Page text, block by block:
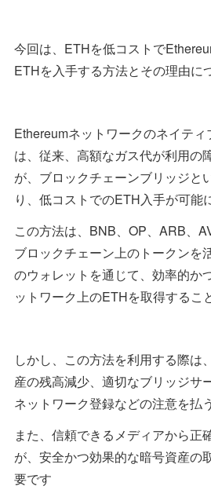
今回は、ETHを低コストで
ETHを入手する方法とその理由に
Ethereumネットワークのネイテ
は、従来、高額なガス代が利用の
が、ブロックチェーンブリッジと
り、低コストでのETH入手が可能
この方法は、BNB、OP、ARB、
ブロックチェーン上のトークンを
のウォレットを通じて、効率的か
ットワーク上のETHを取得するこ
しかし、この方法を利用する際は
産の残高減少、適切なブリッジサ
ネットワーク登録などの注意を払
また、信頼できるメディアから正
が、安全かつ効果的な暗号資産の
要です